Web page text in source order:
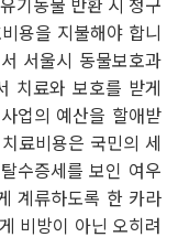
용을 지불해야 합니
서울시 동물보호과
치료와 보호를 받게
업의 예산을 할애받
료비용은 국민의 세
수증세를 보인 여우
계류하도록 한 카라
비방이 아닌 오히려